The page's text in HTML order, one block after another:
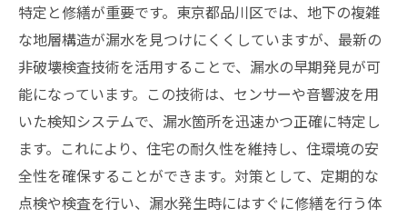
特定と修繕が重要です。東京都品川区では、地下の複雑
な地層構造が漏水を見つけにくくしていますが、最新の
非破壊検査技術を活用することで、漏水の早期発見が可
能になっています。この技術は、センサーや音響波を用
いた検知システムで、漏水箇所を迅速かつ正確に特定し
ます。これにより、住宅の耐久性を維持し、住環境の安
全性を確保することができます。対策として、定期的な
点検や検査を行い、漏水発生時にはすぐに修繕を行う体